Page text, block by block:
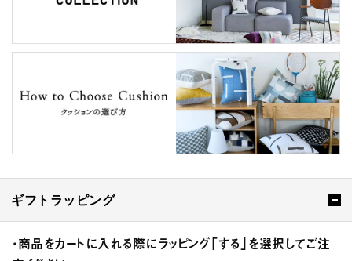
ギフトラッピング
・商品をカートに入れる際にラッピング「する」を選択してご注